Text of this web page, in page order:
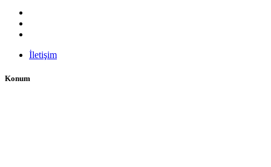
İletişim
Konum